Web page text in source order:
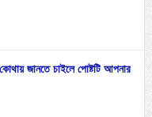
জানতে চাইলে পোষ্টটি আপনার